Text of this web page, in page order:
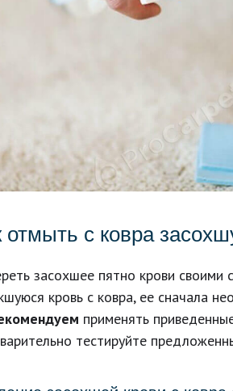
отмыть с ковра
засохшее пятно крови
кровь с ковра, ее сначала
применять
тестируйте